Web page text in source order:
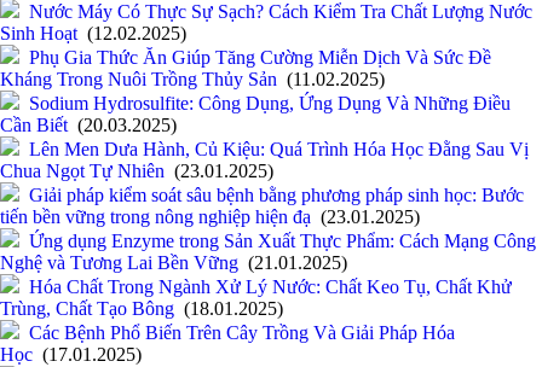
Nước Máy Có Thực Sự Sạch? Cách Kiểm Tra Chất Lượng Nước
Sinh Hoạt (12.02.2025)
Phụ Gia Thức Ăn Giúp Tăng Cường Miễn Dịch Và Sức Đề
Kháng Trong Nuôi Trồng Thủy Sản (11.02.2025)
Sodium Hydrosulfite: Công Dụng, Ứng Dụng Và Những Điều
Cần Biết (20.03.2025)
Lên Men Dưa Hành, Củ Kiệu: Quá Trình Hóa Học Đằng Sau Vị
Chua Ngọt Tự Nhiên (23.01.2025)
Giải pháp kiểm soát sâu bệnh bằng phương pháp sinh học: Bước
tiến bền vững trong nông nghiệp hiện đạ (23.01.2025)
Ứng dụng Enzyme trong Sản Xuất Thực Phẩm: Cách Mạng Công
Nghệ và Tương Lai Bền Vững (21.01.2025)
Hóa Chất Trong Ngành Xử Lý Nước: Chất Keo Tụ, Chất Khử
Trùng, Chất Tạo Bông (18.01.2025)
Các Bệnh Phổ Biến Trên Cây Trồng Và Giải Pháp Hóa
Học (17.01.2025)